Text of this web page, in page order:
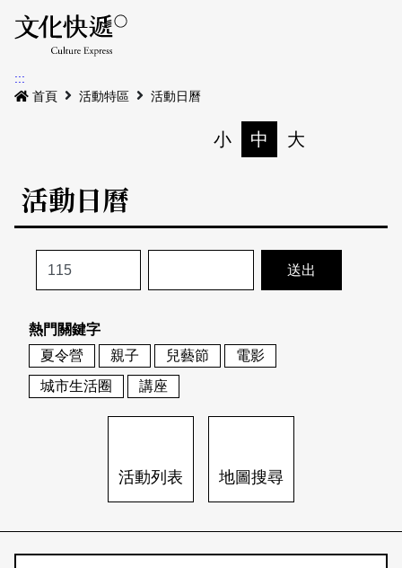
最新公告
本期專題
歷史專題
活動特區
活動列表
地圖搜尋
關於我們
關於我們
刊物索取地點
會員基本資料
刊登活動
網站導覽 English
日本語 登入/註冊
:::
首頁
活動特區 活動日曆
小 中 大
活動日曆
熱門關鍵字
夏令營
親子 兒藝節
電影
城市生活圈
講座
活動列表 地圖搜尋